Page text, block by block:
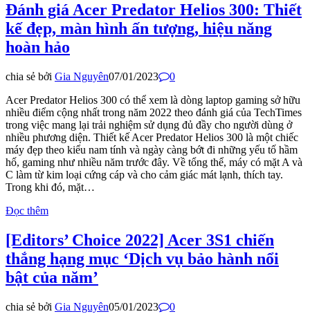
Đánh giá Acer Predator Helios 300: Thiết
kế đẹp, màn hình ấn tượng, hiệu năng
hoàn hảo
chia sẻ bởi Gia Nguyên07/01/2023
0
Acer Predator Helios 300 có thể xem là dòng laptop gaming sở hữu
nhiều điểm cộng nhất trong năm 2022 theo đánh giá của TechTimes
trong việc mang lại trải nghiệm sử dụng đủ đầy cho người dùng ở
nhiều phương diện. Thiết kế Acer Predator Helios 300 là một chiếc
máy đẹp theo kiểu nam tính và ngày càng bớt đi những yếu tố hầm
hố, gaming như nhiều năm trước đây. Về tổng thể, máy có mặt A và
C làm từ kim loại cứng cáp và cho cảm giác mát lạnh, thích tay.
Trong khi đó, mặt…
Đọc thêm
[Editors’ Choice 2022] Acer 3S1 chiến
thắng hạng mục ‘Dịch vụ bảo hành nổi
bật của năm’
chia sẻ bởi Gia Nguyên05/01/2023
0